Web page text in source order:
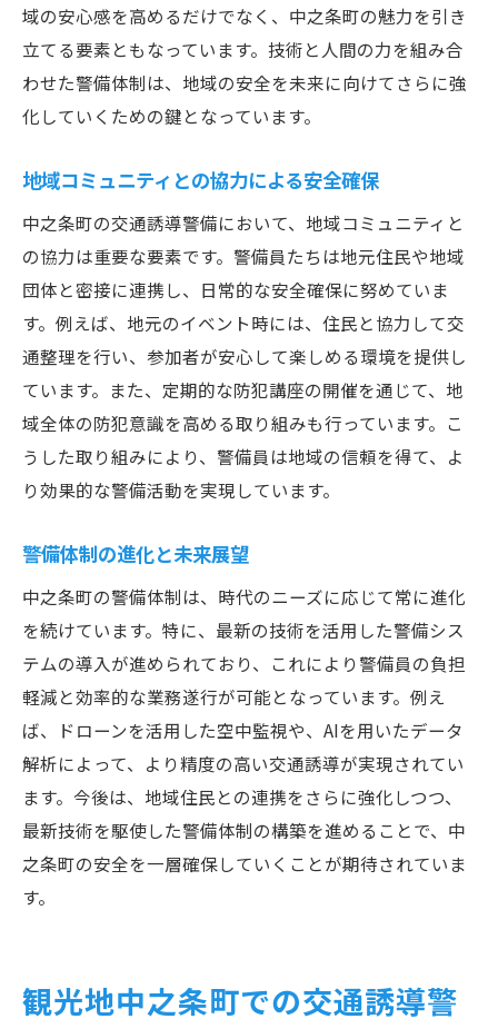
警備員が感じる中之条町の魅力
未来の警備員を目指す若者へのメッセージ
警備業界におけるキャリアパスと可能性
域の安心感を高めるだけでなく、中之条町の魅力を引き
立てる要素ともなっています。技術と人間の力を組み合
わせた警備体制は、地域の安全を未来に向けてさらに強
化していくための鍵となっています。
地域コミュニティとの協力による安全確保
中之条町の交通誘導警備において、地域コミュニティと
の協力は重要な要素です。警備員たちは地元住民や地域
団体と密接に連携し、日常的な安全確保に努めていま
す。例えば、地元のイベント時には、住民と協力して交
通整理を行い、参加者が安心して楽しめる環境を提供し
ています。また、定期的な防犯講座の開催を通じて、地
域全体の防犯意識を高める取り組みも行っています。こ
うした取り組みにより、警備員は地域の信頼を得て、よ
り効果的な警備活動を実現しています。
警備体制の進化と未来展望
中之条町の警備体制は、時代のニーズに応じて常に進化
を続けています。特に、最新の技術を活用した警備シス
テムの導入が進められており、これにより警備員の負担
軽減と効率的な業務遂行が可能となっています。例え
ば、ドローンを活用した空中監視や、AIを用いたデータ
解析によって、より精度の高い交通誘導が実現されてい
ます。今後は、地域住民との連携をさらに強化しつつ、
最新技術を駆使した警備体制の構築を進めることで、中
之条町の安全を一層確保していくことが期待されていま
す。
観光地中之条町での交通誘導警